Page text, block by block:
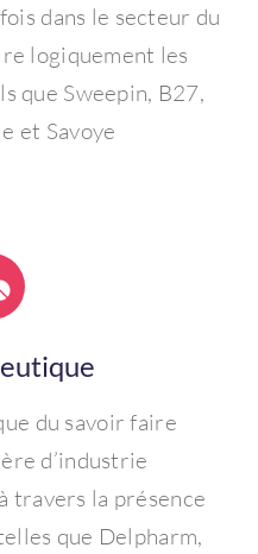
dans le secteur du
logiquement les
que Sweepin, B27,
et Savoye
du savoir faire
d’industrie
travers la présence
que Delpharm,